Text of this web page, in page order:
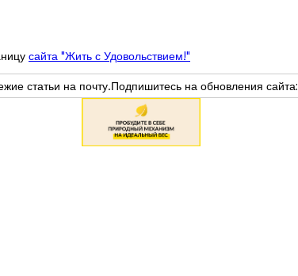
сайта "Жить с Удовольствием!"
статьи на почту.Подпишитесь на обновления сайта: